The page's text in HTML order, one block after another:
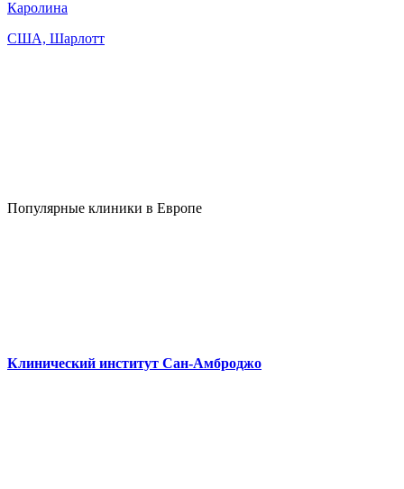
Каролина
США, Шарлотт
Популярные клиники в Европе
Клинический институт Сан-Амброджо